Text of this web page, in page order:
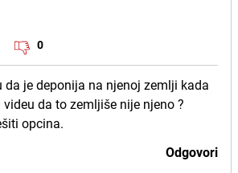
0
da je deponija na njenoj zemlji kada
da to zemljiše nije njeno ?
opcina.
Odgovori